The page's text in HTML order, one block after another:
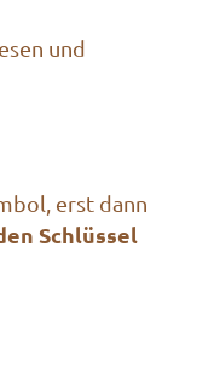
und
erst dann
Schlüssel